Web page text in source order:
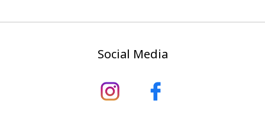
Social Media